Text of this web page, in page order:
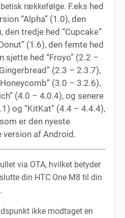
rækkefølge. F.eks hed
“Alpha” (1.0), den
den tredje hed “Cupcake”
(1.6), den femte hed
sjette hed “Froyo” (2.2 –
(2.3 – 2.3.7),
(3.0 – 3.2.6),
(4.0 – 4.0.4), og senere
og “KitKat” (4.4 – 4.4.4),
er den nyeste
af Android.
via OTA, hvilket betyder
din HTC One M8 til din
ikke modtaget en